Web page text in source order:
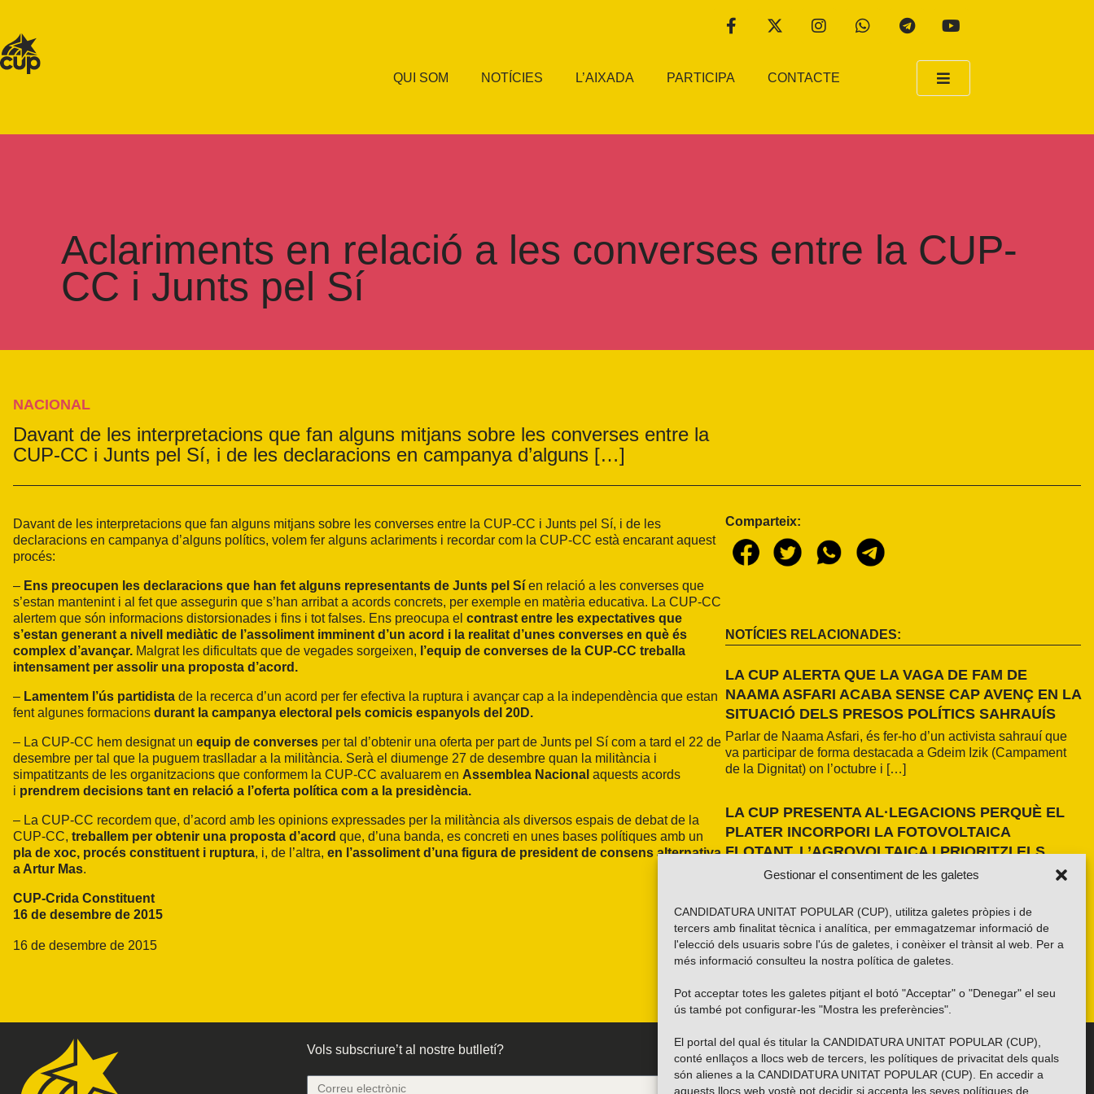
Gestionar el consentiment de les galetes
CANDIDATURA UNITAT POPULAR (CUP), utilitza galetes pròpies i de
tercers amb finalitat tècnica i analítica, per emmagatzemar informació de
l'elecció dels usuaris sobre l'ús de galetes, i conèixer el trànsit al web. Per a
més informació consulteu la nostra política de galetes
Pot acceptar totes les galetes pitjant el botó "Acceptar" o "Denegar" el seu
ús també pot configurar-les "Mostra les preferències".
El portal del qual és titular la CANDIDATURA UNITAT POPULAR (CUP),
conté enllaços a llocs web de tercers, les polítiques de privacitat dels quals
són alienes a la CANDIDATURA UNITAT POPULAR (CUP). En accedir a
aquests llocs web vostè pot decidir si accepta les seves polítiques de
QUI SOM NOTÍCIES L’AIXADA PARTICIPA CONTACTE
Aclariments en relació a les converses entre la CUP-
CC i Junts pel Sí
NACIONAL
Davant de les interpretacions que fan alguns mitjans sobre les converses entre la
CUP-CC i Junts pel Sí, i de les declaracions en campanya d’alguns […]
Davant de les interpretacions que fan alguns mitjans sobre les converses entre la CUP-CC i Junts pel Sí, i de les
declaracions en campanya d’alguns polítics, volem fer alguns aclariments i recordar com la CUP-CC està encarant aquest
procés:
– Ens preocupen les declaracions que han fet alguns representants de Junts pel Sí en relació a les converses que
s’estan mantenint i al fet que assegurin que s’han arribat a acords concrets, per exemple en matèria educativa. La CUP-CC
alertem que són informacions distorsionades i fins i tot falses. Ens preocupa el contrast entre les expectatives que
s’estan generant a nivell mediàtic de l’assoliment imminent d’un acord i la realitat d’unes converses en què és
complex d’avançar. Malgrat les dificultats que de vegades sorgeixen, l’equip de converses de la CUP-CC treballa
intensament per assolir una proposta d’acord.
– Lamentem l’ús partidista de la recerca d’un acord per fer efectiva la ruptura i avançar cap a la independència que estan
fent algunes formacions durant la campanya electoral pels comicis espanyols del 20D.
– La CUP-CC hem designat un equip de converses per tal d’obtenir una oferta per part de Junts pel Sí com a tard el 22 de
desembre per tal que la puguem traslladar a la militància. Serà el diumenge 27 de desembre quan la militància i
simpatitzants de les organitzacions que conformem la CUP-CC avaluarem en Assemblea Nacional aquests acords
i prendrem decisions tant en relació a l’oferta política com a la presidència.
– La CUP-CC recordem que, d’acord amb les opinions expressades per la militància als diversos espais de debat de la
CUP-CC, treballem per obtenir una proposta d’acord que, d’una banda, es concreti en unes bases polítiques amb un
pla de xoc, procés constituent i ruptura, i, de l’altra, en l’assoliment d’una figura de president de consens alternativa
a Artur Mas.
CUP-Crida Constituent
16 de desembre de 2015
16 de desembre de 2015
Comparteix:
NOTÍCIES RELACIONADES:
LA CUP ALERTA QUE LA VAGA DE FAM DE
NAAMA ASFARI ACABA SENSE CAP AVENÇ EN LA
SITUACIÓ DELS PRESOS POLÍTICS SAHRAUÍS
Parlar de Naama Asfari, és fer-ho d’un activista sahrauí que
va participar de forma destacada a Gdeim Izik (Campament
de la Dignitat) on l’octubre i […]
LA CUP PRESENTA AL·LEGACIONS PERQUÈ EL
PLATER INCORPORI LA FOTOVOLTAICA
FLOTANT, L’AGROVOLTAICA I PRIORITZI ELS
ESPAIS ANTROPITZATS
al PLATER d’àmbit nacional. La primera, amb una proposta
pròpia basada en els resultats de l’estudi fet a la demarcació
de Girona i amb la voluntat d’estendre’n els criteris a tot el
país. La segona, impulsada per la Xarxa per una Transició
Vols subscriure’t al nostre butlletí? Troba’ns a les xarxes socials